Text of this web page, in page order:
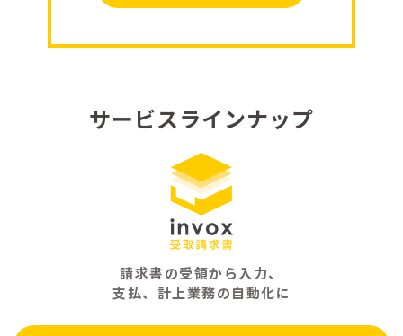
サービスラインナップ
請求書の受領から入力、
支払、計上業務の自動化に